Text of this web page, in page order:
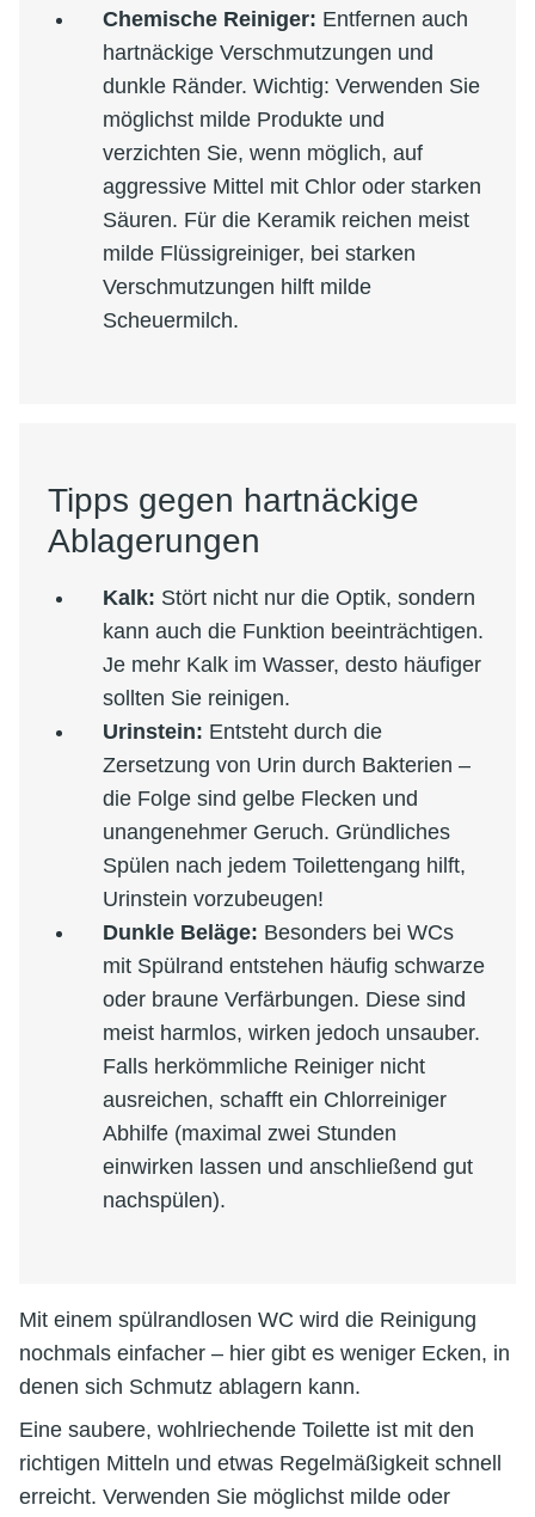
Chemische Reiniger: Entfernen auch
hartnäckige Verschmutzungen und
dunkle Ränder. Wichtig: Verwenden Sie
möglichst milde Produkte und
verzichten Sie, wenn möglich, auf
aggressive Mittel mit Chlor oder starken
Säuren. Für die Keramik reichen meist
milde Flüssigreiniger, bei starken
Verschmutzungen hilft milde
Scheuermilch.
Tipps gegen hartnäckige
Ablagerungen
Kalk: Stört nicht nur die Optik, sondern
kann auch die Funktion beeinträchtigen.
Je mehr Kalk im Wasser, desto häufiger
sollten Sie reinigen.
Urinstein: Entsteht durch die
Zersetzung von Urin durch Bakterien –
die Folge sind gelbe Flecken und
unangenehmer Geruch. Gründliches
Spülen nach jedem Toilettengang hilft,
Urinstein vorzubeugen!
Dunkle Beläge: Besonders bei WCs
mit Spülrand entstehen häufig schwarze
oder braune Verfärbungen. Diese sind
meist harmlos, wirken jedoch unsauber.
Falls herkömmliche Reiniger nicht
ausreichen, schafft ein Chlorreiniger
Abhilfe (maximal zwei Stunden
einwirken lassen und anschließend gut
nachspülen).
Mit einem spülrandlosen WC wird die Reinigung
nochmals einfacher – hier gibt es weniger Ecken, in
denen sich Schmutz ablagern kann.
Eine saubere, wohlriechende Toilette ist mit den
richtigen Mitteln und etwas Regelmäßigkeit schnell
erreicht. Verwenden Sie möglichst milde oder